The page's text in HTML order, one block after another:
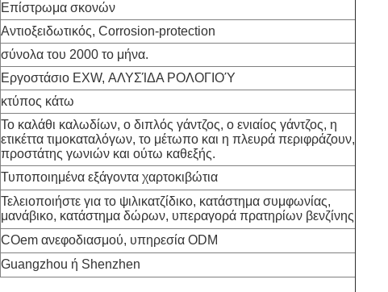
Επίστρωμα σκονών
Αντιοξειδωτικός, Corrosion-protection
σύνολα του 2000 το μήνα.
Εργοστάσιο EXW, ΑΛΥΣΊΔΑ ΡΟΛΟΓΙΟΎ
κτύπος κάτω
Το καλάθι καλωδίων, ο διπλός γάντζος, ο ενιαίος γάντζος, η
ετικέττα τιμοκαταλόγων, το μέτωπο και η πλευρά περιφράζουν,
προστάτης γωνιών και ούτω καθεξής.
Τυποποιημένα εξάγοντα χαρτοκιβώτια
Τελειοποιήστε για το ψιλικατζίδικο, κατάστημα συμφωνίας,
μανάβικο, κατάστημα δώρων, υπεραγορά πρατηρίων βενζίνης
COem ανεφοδιασμού, υπηρεσία ODM
Guangzhou ή Shenzhen